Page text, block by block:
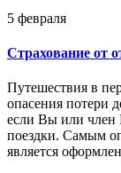
5 февраля
Страхование от
Путешествия в
опасения потери
если Вы или член
поездки. Самым
является